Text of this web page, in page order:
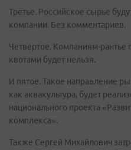
Третье. Российское сырье
компании. Без комментариев.
Четвертое. Компаниям-рантье
квотами будет нельзя.
И пятое. Такое направление
как аквакультура, будет
национального проекта
комплекса».
Также Сергей Михайлович